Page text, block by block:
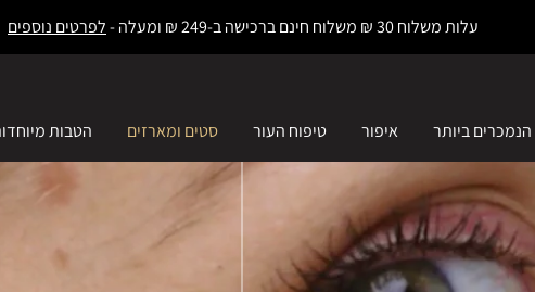
עלות משלוח 30 ₪ משלוח חינם ברכישה ב-249 ₪ ומעלה - לפרטים נוספים
הנמכרים ביותר איפור טיפוח העור סטים ומארזים הטבות